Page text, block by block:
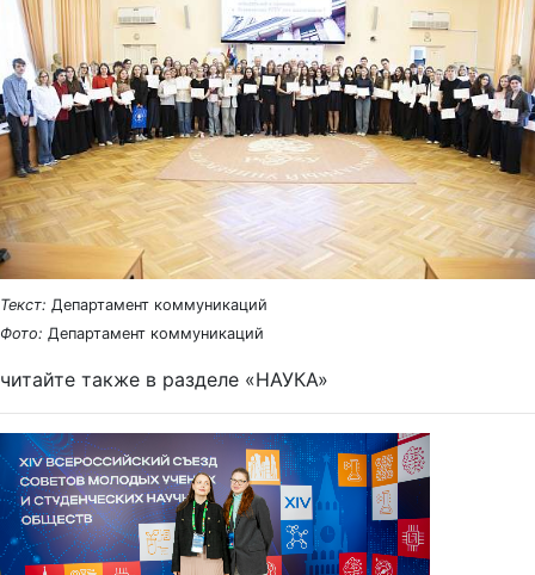
Текст: Департамент коммуникаций
Фото: Департамент коммуникаций
читайте также в разделе «НАУКА»